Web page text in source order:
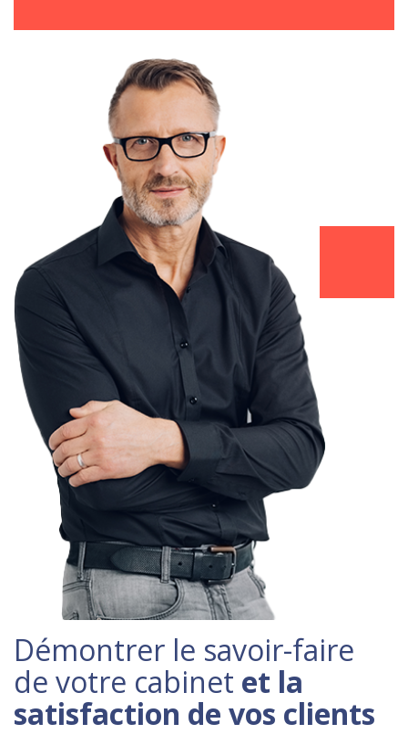
Démontrer le savoir-faire
de votre cabinet et la
satisfaction de vos clients